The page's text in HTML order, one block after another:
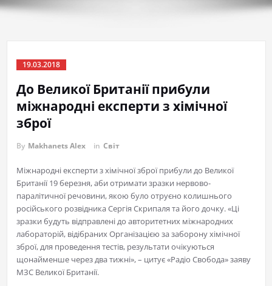
19.03.2018
До Великої Британії прибули
міжнародні експерти з хімічної
зброї
By Makhanets Alex in Світ
Міжнародні експерти з хімічної зброї прибули до Великої
Британії 19 березня, аби отримати зразки нервово-
паралітичної речовини, якою було отруєно колишнього
російського розвідника Сергія Скрипаля та його дочку. «Ці
зразки будуть відправлені до авторитетних міжнародних
лабораторій, відібраних Організацією за заборону хімічної
зброї, для проведення тестів, результати очікуються
щонайменше через два тижні», – цитує «Радіо Свобода» заяву
МЗС Великої Британії.